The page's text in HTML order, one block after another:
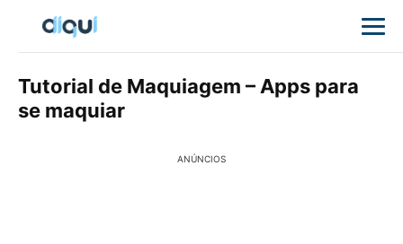
Tutorial de Maquiagem – Apps para
se maquiar
ANÚNCIOS